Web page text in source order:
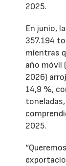
2025.
En junio,
357.194
mientras
año móvil
2026)
14,9 %,
2025.